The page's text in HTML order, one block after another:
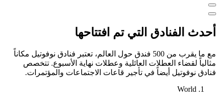
أحدث الفنادق التي تم افتتاحها
مع ما يقرب من 500 فندق حول العالم، تعتبر فنادق نوفوتيل مكاناً
مثالياً لقضاء العطلات العائلية وعطلات نهاية الأسبوع. تتخصص
فنادق نوفوتيل أيضاً في تأجير قاعات الاجتماعات والمؤتمرات.
World